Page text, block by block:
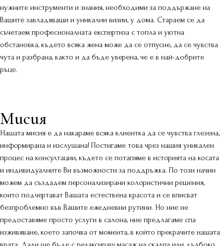
нужните инструменти и знания, необходими за поддържане на
Вашите завладяващи и уникални визии, у дома. Стараем се да
съчетаем професионалната експертиза с топла и уютна
обстановка, където всяка жена може да се отпусне, да се чувства
чута и разбрана, както и да бъде уверена, че е в най-добрите
ръце.
Мисия
Нашата мисия е да накараме всяка клиентка да се чувства глезена,
информирана и изслушана! Постигаме това чрез нашия уникален
процес на консултации, където се потапяме в историята на косата
и индивидуалните Ви възможности за поддръжка. По този начин
можем да създадем персонализирани колористични решения,
които подчертават Вашата естествена красота и се вписват
безпроблемно във Вашите ежедневни рутини. Но ние не
предоставяме просто услуги в салона, ние предлагаме спа
изживяване, което започва от момента, в който прекрачите нашата